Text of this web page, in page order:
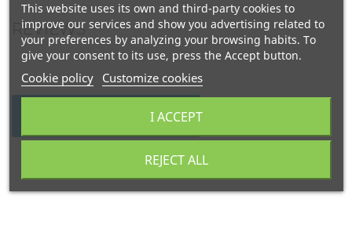
REVIEWS
WRITE YOUR REVIEW
This website uses its own and third-party cookies to
improve our services and show you advertising related to
your preferences by analyzing your browsing habits. To
give your consent to its use, press the Accept button.
Cookie policy Customize cookies
REJECT ALL
I ACCEPT